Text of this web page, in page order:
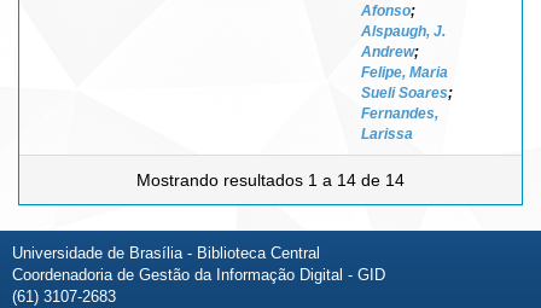
Afonso;
Alspaugh, J.
Andrew;
Felipe, Maria
Sueli Soares;
Fernandes,
Larissa
Mostrando resultados 1 a 14 de 14
Universidade de Brasília - Biblioteca Central
Coordenadoria de Gestão da Informação Digital - GID
(61) 3107-2683